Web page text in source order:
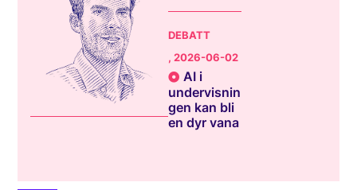
DEBATT
, 2026-06-02
AI i
undervisnin
gen kan bli
en dyr vana